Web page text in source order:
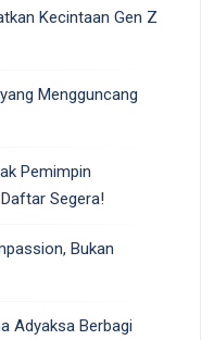
Kecintaan Gen Z
Mengguncang
Pemimpin
Segera!
Bukan
Adyaksa Berbagi